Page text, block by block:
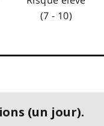
(7 - 10)
(un jour).